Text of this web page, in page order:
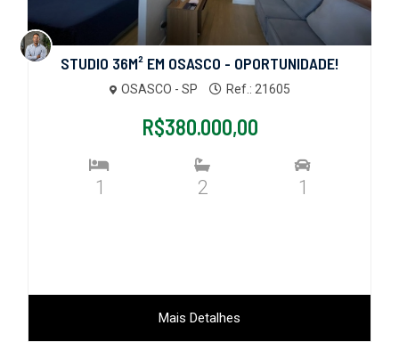
STUDIO 36M² EM OSASCO - OPORTUNIDADE!
OSASCO - SP Ref.: 21605
R$380.000,00
1 2 1
Mais Detalhes